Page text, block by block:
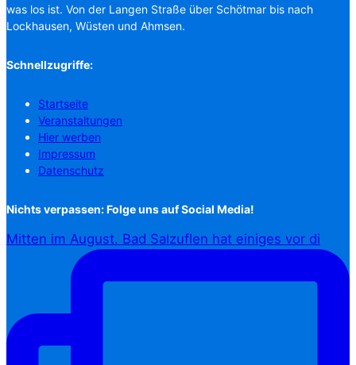
was los ist. Von der Langen Straße über Schötmar bis nach
Lockhausen, Wüsten und Ahmsen.
Schnellzugriffe:
Startseite
Veranstaltungen
Hier werben
Impressum
Datenschutz
Nichts verpassen: Folge uns auf Social Media!
Mitten im August. Bad Salzuflen hat einiges vor di